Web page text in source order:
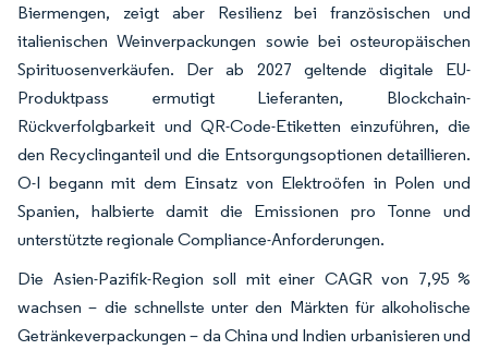
Biermengen, zeigt aber Resilienz bei französischen und
italienischen Weinverpackungen sowie bei osteuropäischen
Spirituosenverkäufen. Der ab 2027 geltende digitale EU-
Produktpass ermutigt Lieferanten, Blockchain-
Rückverfolgbarkeit und QR-Code-Etiketten einzuführen, die
den Recyclinganteil und die Entsorgungsoptionen detaillieren.
O-I begann mit dem Einsatz von Elektroöfen in Polen und
Spanien, halbierte damit die Emissionen pro Tonne und
unterstützte regionale Compliance-Anforderungen.
Die Asien-Pazifik-Region soll mit einer CAGR von 7,95 %
wachsen – die schnellste unter den Märkten für alkoholische
Getränkeverpackungen – da China und Indien urbanisieren und